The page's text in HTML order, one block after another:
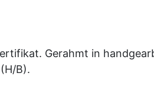
Gerahmt in
B).